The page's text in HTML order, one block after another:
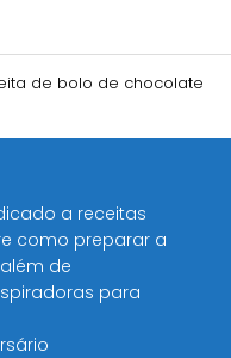
de bolo de chocolate
a receitas
como preparar a
de
para